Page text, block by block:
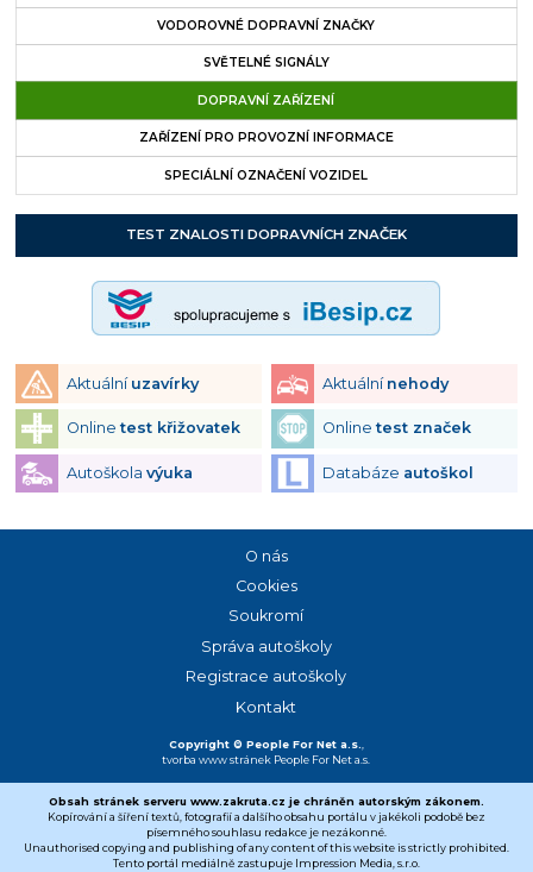
VODOROVNÉ DOPRAVNÍ ZNAČKY
SVĚTELNÉ SIGNÁLY
DOPRAVNÍ ZAŘÍZENÍ
ZAŘÍZENÍ PRO PROVOZNÍ INFORMACE
SPECIÁLNÍ OZNAČENÍ VOZIDEL
TEST ZNALOSTI DOPRAVNÍCH ZNAČEK
Aktuální uzavírky Aktuální nehody
Onlinetest křižovatek Onlinetest značek
Autoškola výuka Databáze autoškol
Copyright © People For Net a.s.
tvorba www stránek People For Net a.s.
O nás
Cookies
Soukromí
Správa autoškoly
Registrace autoškoly
Kontakt
Obsah stránek serveru www.zakruta.cz je chráněn autorským zákonem.
Kopírování a šíření textů, fotografií a dalšího obsahu portálu v jakékoli podobě bez
písemného souhlasu redakce je nezákonné.
Unauthorised copying and publishing of any content of this website is strictly prohibited.
Tento portál mediálně zastupuje Impression Media, s.r.o.